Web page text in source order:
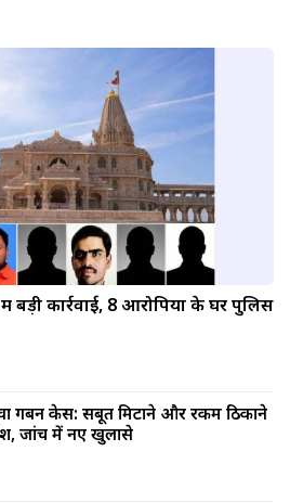
बड़ी कार्रवाई, 8 आरोपियों के घर पुलिस
गबन केस: सबूत मिटाने और रकम ठिकाने
जांच में नए खुलासे